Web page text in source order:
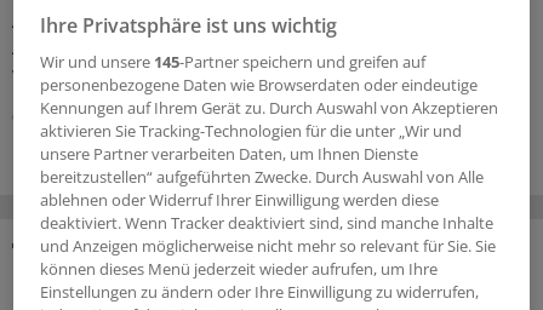
Abklärung zunächst erneut kontrolliert werden. Eine
Analyse von PLCO-Daten stützt dieses Vorgehen – und
weist zugleich auf eine Ausnahme hin.
07.07.2026
DAS KÖNNTE SIE AUCH INTERESSIEREN
Ihre Privatsphäre ist uns wichtig
Wir und unsere 145-Partner speichern und greifen auf
personenbezogene Daten wie Browserdaten oder eindeutige
Kennungen auf Ihrem Gerät zu. Durch Auswahl von Akzeptieren
aktivieren Sie Tracking-Technologien für die unter „Wir und
unsere Partner verarbeiten Daten, um Ihnen Dienste
bereitzustellen“ aufgeführten Zwecke. Durch Auswahl von Alle
ablehnen oder Widerruf Ihrer Einwilligung werden diese
deaktiviert. Wenn Tracker deaktiviert sind, sind manche Inhalte
und Anzeigen möglicherweise nicht mehr so relevant für Sie. Sie
können dieses Menü jederzeit wieder aufrufen, um Ihre
Einstellungen zu ändern oder Ihre Einwilligung zu widerrufen,